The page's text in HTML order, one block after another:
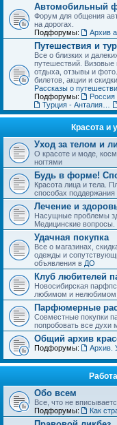
Автомобильный
Форум для общения
на дорогах.
Подфорумы:
Архив
Путешествия и
Все о близких и
путешествий. Визовые
отдыха, отзывы и
билетов, акции и
Рассказы о
Подфорумы:
Красота и
Уход за телом и
О красоте и моде,
ногтями
Будь в форме!
Красота лица и тела.
способах
Лечение и
Насущные проблемы
Медицинские вопросы.
Удачная покупка
Все о магазинах,
одежды и
объявления в ДО
Клуб любителей
Новосибирская
любимом и нелюбимом
Парфюмерные
Совместные покупки
попробовать все духи
Общий архив
Подфорумы:
Обо всем
Все, что не
Подфорумы:
Как